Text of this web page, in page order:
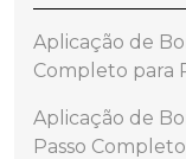
Aplicação de
Completo para
Aplicação de
Passo Completo